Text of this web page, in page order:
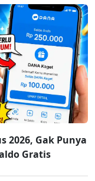
2026, Gak Punya
Gratis